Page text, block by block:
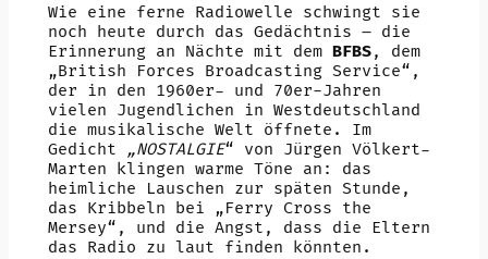
Wie eine ferne Radiowelle schwingt sie
noch heute durch das Gedächtnis – die
Erinnerung an Nächte mit dem BFBS, dem
„British Forces Broadcasting Service“,
der in den 1960er- und 70er-Jahren
vielen Jugendlichen in Westdeutschland
die musikalische Welt öffnete. Im
Gedicht
„NOSTALGIE“ von Jürgen Völkert-
Marten klingen warme Töne an: das
heimliche Lauschen zur späten Stunde,
das Kribbeln bei „Ferry Cross the
Mersey“, und die Angst, dass die Eltern
das Radio zu laut finden könnten.